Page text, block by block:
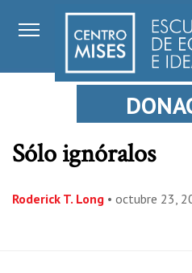
Sólo ignóralos
Roderick T. Long • octubre 23,